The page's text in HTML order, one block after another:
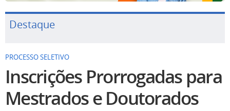
Destaque
PROCESSO SELETIVO
Inscrições Prorrogadas para
Mestrados e Doutorados